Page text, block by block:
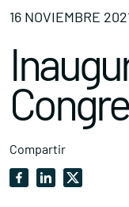
16 NOVIEMBRE
Compartir